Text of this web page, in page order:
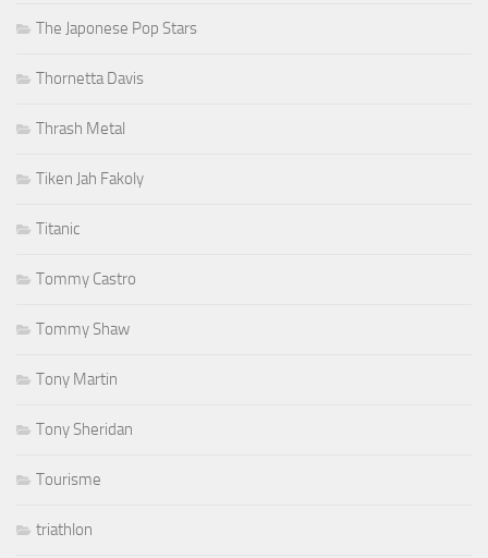
The Japonese Pop Stars
Thornetta Davis
Thrash Metal
Tiken Jah Fakoly
Titanic
Tommy Castro
Tommy Shaw
Tony Martin
Tony Sheridan
Tourisme
triathlon